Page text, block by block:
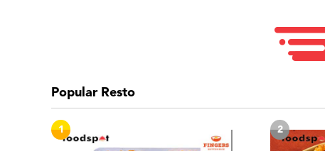
Popular Resto
1 2